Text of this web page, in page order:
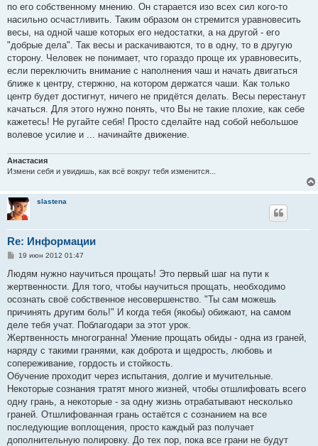
и
е
по его собственному мнению. Он старается изо всех сил кого-то
насильно осчастливить. Таким образом он стремится уравновесить
весы, на одной чаше которых его недостатки, а на другой - его
"добрые дела". Так весы и раскачиваются, то в одну, то в другую
сторону. Человек не понимает, что гораздо проще их уравновесить,
если переключить внимание с наполнения чаш и начать двигаться
ближе к центру, стержню, на котором держатся чаши. Как только
центр будет достигнут, ничего не придётся делать. Весы перестанут
качаться. Для этого нужно понять, что Вы не такие плохие, как себе
кажетесь! Не ругайте себя! Просто сделайте над собой небольшое
волевое усилие и ... начинайте движение.
Анастасия
Измени себя и увидишь, как всё вокруг тебя изменится...
slastena
Re: Информации
С
о
щ
е
и
е
19 июн 2012 01:47
Людям нужно научиться прощать! Это первый шаг на пути к
жертвенности. Для того, чтобы научиться прощать, необходимо
осознать своё собственное несовершенство. "Ты сам можешь
причинять другим боль!" И когда тебя (якобы) обижают, на самом
деле тебя учат. Поблагодари за этот урок.
Жертвенность многогранна! Умение прощать обиды - одна из граней,
наряду с такими гранями, как доброта и щедрость, любовь и
сопереживание, гордость и стойкость.
Обучение проходит через испытания, долгие и мучительные.
Некоторые сознания тратят много жизней, чтобы отшлифовать всего
одну грань, а некоторые - за одну жизнь отрабатывают несколько
граней. Отшлифованная грань остаётся с сознанием на все
последующие воплощения, просто каждый раз получает
дополнительную полировку. До тех пор, пока все грани не будут